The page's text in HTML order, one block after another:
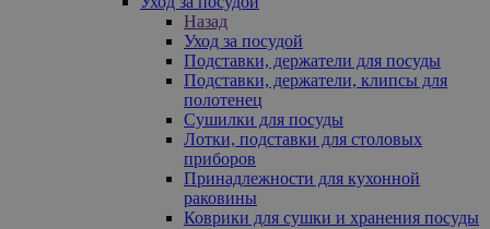
Назад
Уход за посудой
Подставки, держатели для посуды
Подставки, держатели, клипсы для
полотенец
Сушилки для посуды
Лотки, подставки для столовых
приборов
Принадлежности для кухонной
раковины
Коврики для сушки и хранения посуды